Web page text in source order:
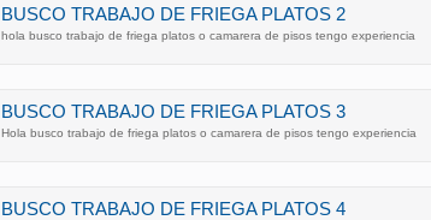
BUSCO TRABAJO DE FRIEGA PLATOS 2
hola busco trabajo de friega platos o camarera de pisos tengo experiencia
BUSCO TRABAJO DE FRIEGA PLATOS 3
Hola busco trabajo de friega platos o camarera de pisos tengo experiencia
BUSCO TRABAJO DE FRIEGA PLATOS 4